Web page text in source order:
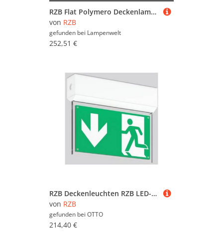
RZB Flat Polymero Deckenlampe on/off 14W 30cm 840
von RZB
gefunden bei Lampenwelt
252,51 €
RZB Deckenleuchten RZB LED-Rettungszeichenleuchte 672841.002.F1
von RZB
gefunden bei OTTO
214,40 €